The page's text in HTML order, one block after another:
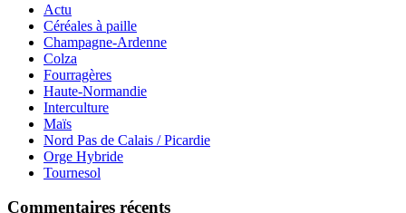
Actu
Céréales à paille
Champagne-Ardenne
Colza
Fourragères
Haute-Normandie
Interculture
Maïs
Nord Pas de Calais / Picardie
Orge Hybride
Tournesol
Commentaires récents